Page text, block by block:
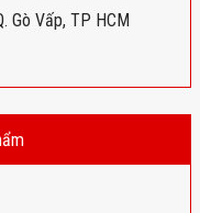
Gò Vấp, TP HCM